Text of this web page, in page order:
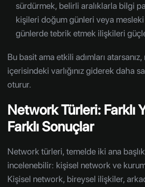
sürdürmek, belirli aralıklarla bilgi
kişileri doğum günleri veya
günlerde tebrik etmek ilişkileri
Bu basit ama etkili adımları
içerisindeki varlığınız giderek daha
oturur.
Network Türleri: Farklı
Farklı Sonuçlar
Network türleri, temelde iki ana başlık
incelenebilir: kişisel network ve
Kişisel network, bireysel ilişkiler,